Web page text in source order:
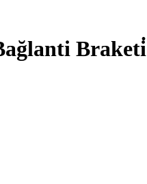
Braketi̇